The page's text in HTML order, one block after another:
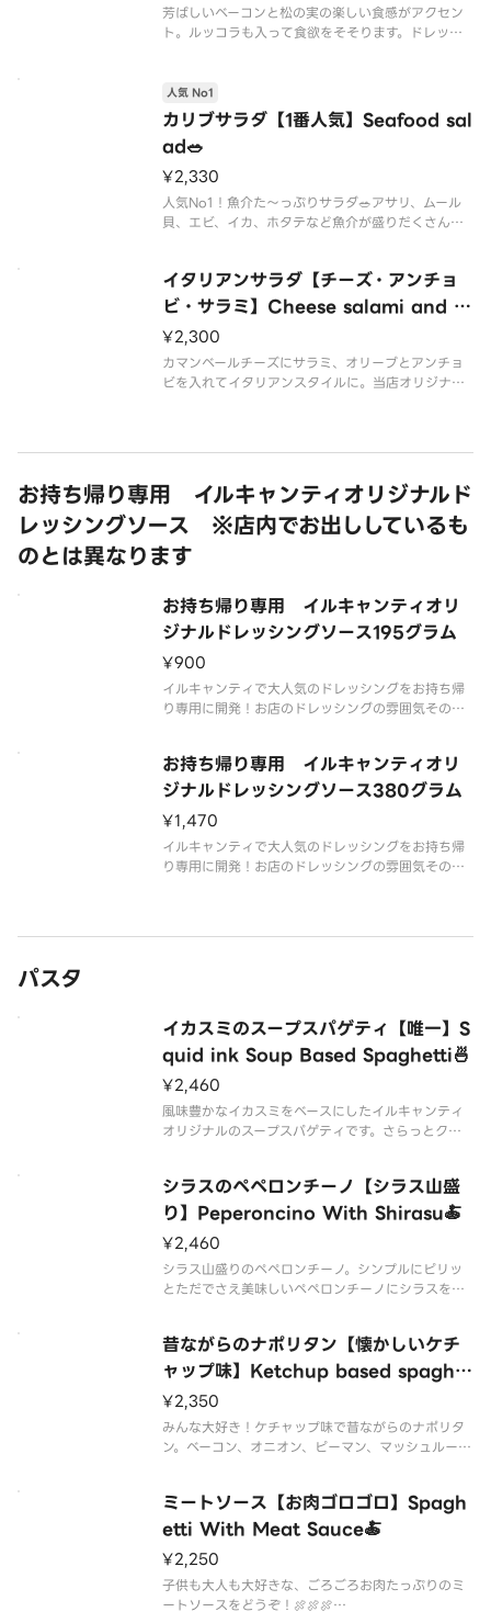
芳ばしいベーコンと松の実の楽しい食感がアクセン
ト。ルッコラも入って食欲をそそります。ドレッシ
※ミニドレッシング付（よく揉み込んだ後振ってか
らおかけください）
※別途ドレッシングをご希望の方はお持ち帰り専用
ドレッシン
カリブサラダ【1番人気】Seafood sal
ad🥗
人気 No1
¥2,330
人気No1！魚介た～っぷりサラダ🥗アサリ、ムール
貝、エビ、イカ、ホタテなど魚介が盛りだくさんの
1サイズのみ。ミニドレッシング付（よく揉み込んだ
後振ってからおかけください）。別途
イタリアンサラダ【チーズ・アンチョ
ビ・サラミ】Cheese salami and ol
ive salad🥗
¥2,300
カマンベールチーズにサラミ、オリーブとアンチョ
ビを入れてイタリアンスタイルに。当店オリジナル
らおかけください）
※別途ドレッシング
お持ち帰り専用 イルキャンティオリジナルド
レッシングソース ※店内でお出ししているも
のとは異なります
お持ち帰り専用 イルキャンティオリ
ジナルドレッシングソース195グラム
¥900
イルキャンティで大人気のドレッシングをお持ち帰
り専用に開発！お店のドレッシングの雰囲気そのま
野菜嫌いのお子様、お酒のつまみが欲しい男性にも
おすすめ！使いきりサイズの1
お持ち帰り専用 イルキャンティオリ
ジナルドレッシングソース380グラム
¥1,470
イルキャンティで大人気のドレッシングをお持ち帰
り専用に開発！お店のドレッシングの雰囲気そのま
パスタ
イカスミのスープスパゲティ【唯一】S
quid ink Soup Based Spaghetti🍜
¥2,460
風味豊かなイカスミをベースにしたイルキャンティ
オリジナルのスープスパゲティです。さらっとクサ
ミ、ベーコン、オニオン、マッシュルーム、イカ。
※スープ増量、大盛り等は承って
シラスのペペロンチーノ【シラス山盛
り】Peperoncino With Shirasu🍝
¥2,460
シラス山盛りのペペロンチーノ。シンプルにピリッ
とただでさえ美味しいペペロンチーノにシラスをこ
※ソース増量、大盛り等は承っておりません。ご了
承ください。
昔ながらのナポリタン【懐かしいケチ
ャップ味】Ketchup based spaghet
ti🍝
¥2,350
みんな大好き！ケチャップ味で昔ながらのナポリタ
ン。ベーコン、オニオン、ピーマン、マッシュルーム
ご了承ください。
ミートソース【お肉ゴロゴロ】Spagh
etti With Meat Sauce🍝
¥2,250
子供も大人も大好きな、ごろごろお肉たっぷりのミ
ートソースをどうぞ！🍖🍖🍖